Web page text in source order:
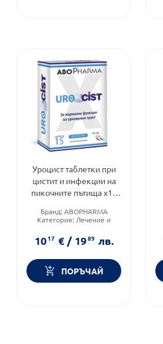
Уроцист таблетки при
цистит и инфекции на
пикочните пътища х15
Бранд: ABOPHARMA
Категория: Лечение и
Форма на продукта:
таблетки
1017 € / 1989 лв.
ПОРЪЧАЙ